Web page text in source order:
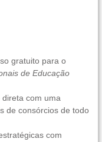
gratuito para o
de Educação
direta com uma
de consórcios de todo
com